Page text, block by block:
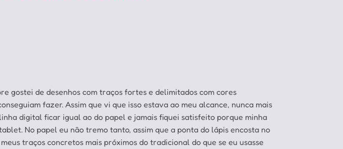
gostei de desenhos com traços fortes e delimitados com cores
fazer. Assim que vi que isso estava ao meu alcance, nunca mais
digital ficar igual ao do papel e jamais fiquei satisfeito porque minha
No papel eu não tremo tanto, assim que a ponta do lápis encosta no
traços concretos mais próximos do tradicional do que se eu usasse